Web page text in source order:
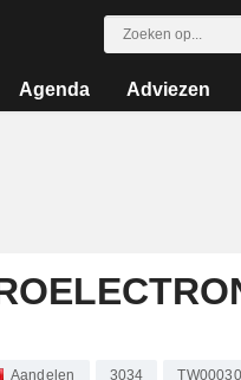
Agenda Adviezen
Aandelen 3034